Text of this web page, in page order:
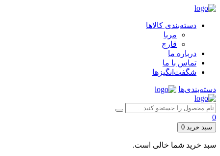
دسته‌بندی کالاها
مربا
قارچ
درباره ما
تماس با ما
شگفت‌انگیزها
دسته‌بندی‌ها
0
سبد خرید 0
سبد خرید شما خالی است.